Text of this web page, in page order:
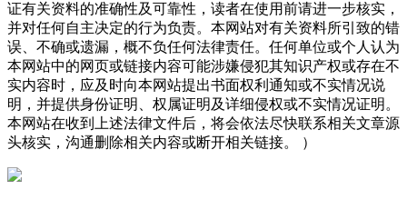
证有关资料的准确性及可靠性，读者在使用前请进一步核实，
并对任何自主决定的行为负责。本网站对有关资料所引致的错
误、不确或遗漏，概不负任何法律责任。任何单位或个人认为
本网站中的网页或链接内容可能涉嫌侵犯其知识产权或存在不
实内容时，应及时向本网站提出书面权利通知或不实情况说
明，并提供身份证明、权属证明及详细侵权或不实情况证明。
本网站在收到上述法律文件后，将会依法尽快联系相关文章源
头核实，沟通删除相关内容或断开相关链接。 ）